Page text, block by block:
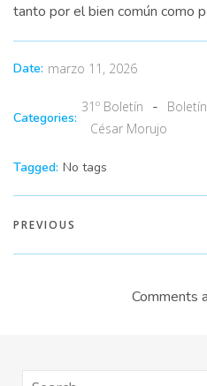
tanto por el bien común como
Date: marzo 11, 2026
Categories:
31º Boletín -
César Morujo
Tagged: No tags
PREVIOUS
Comments